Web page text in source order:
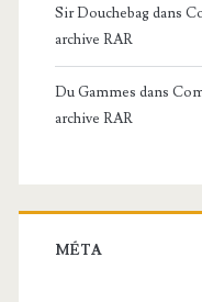
Sir Douchebagdans
archive RAR
Du Gammes dans
archive RAR
MÉTA